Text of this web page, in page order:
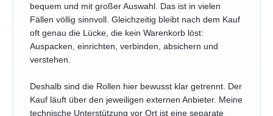
bequem und mit großer Auswahl. Das ist in vielen
Fällen völlig sinnvoll. Gleichzeitig bleibt nach dem Kauf
oft genau die Lücke, die kein Warenkorb löst:
Auspacken, einrichten, verbinden, absichern und
verstehen.
Deshalb sind die Rollen hier bewusst klar getrennt. Der
Kauf läuft über den jeweiligen externen Anbieter. Meine
technische Unterstützung vor Ort ist eine separate